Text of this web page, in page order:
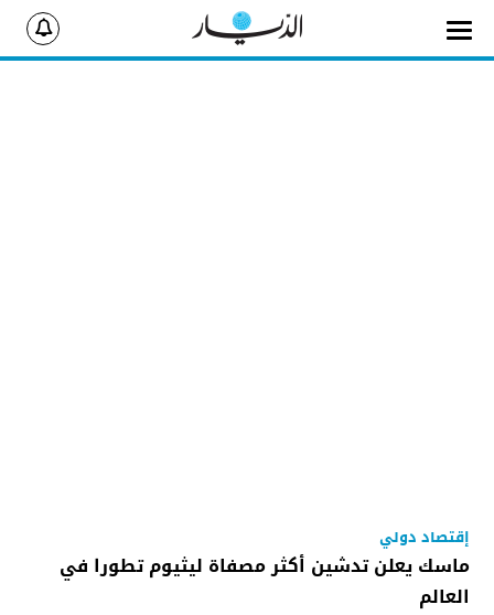
إقتصاد دولي
ماسك يعلن تدشين أكثر مصفاة ليثيوم تطورا في
العالم